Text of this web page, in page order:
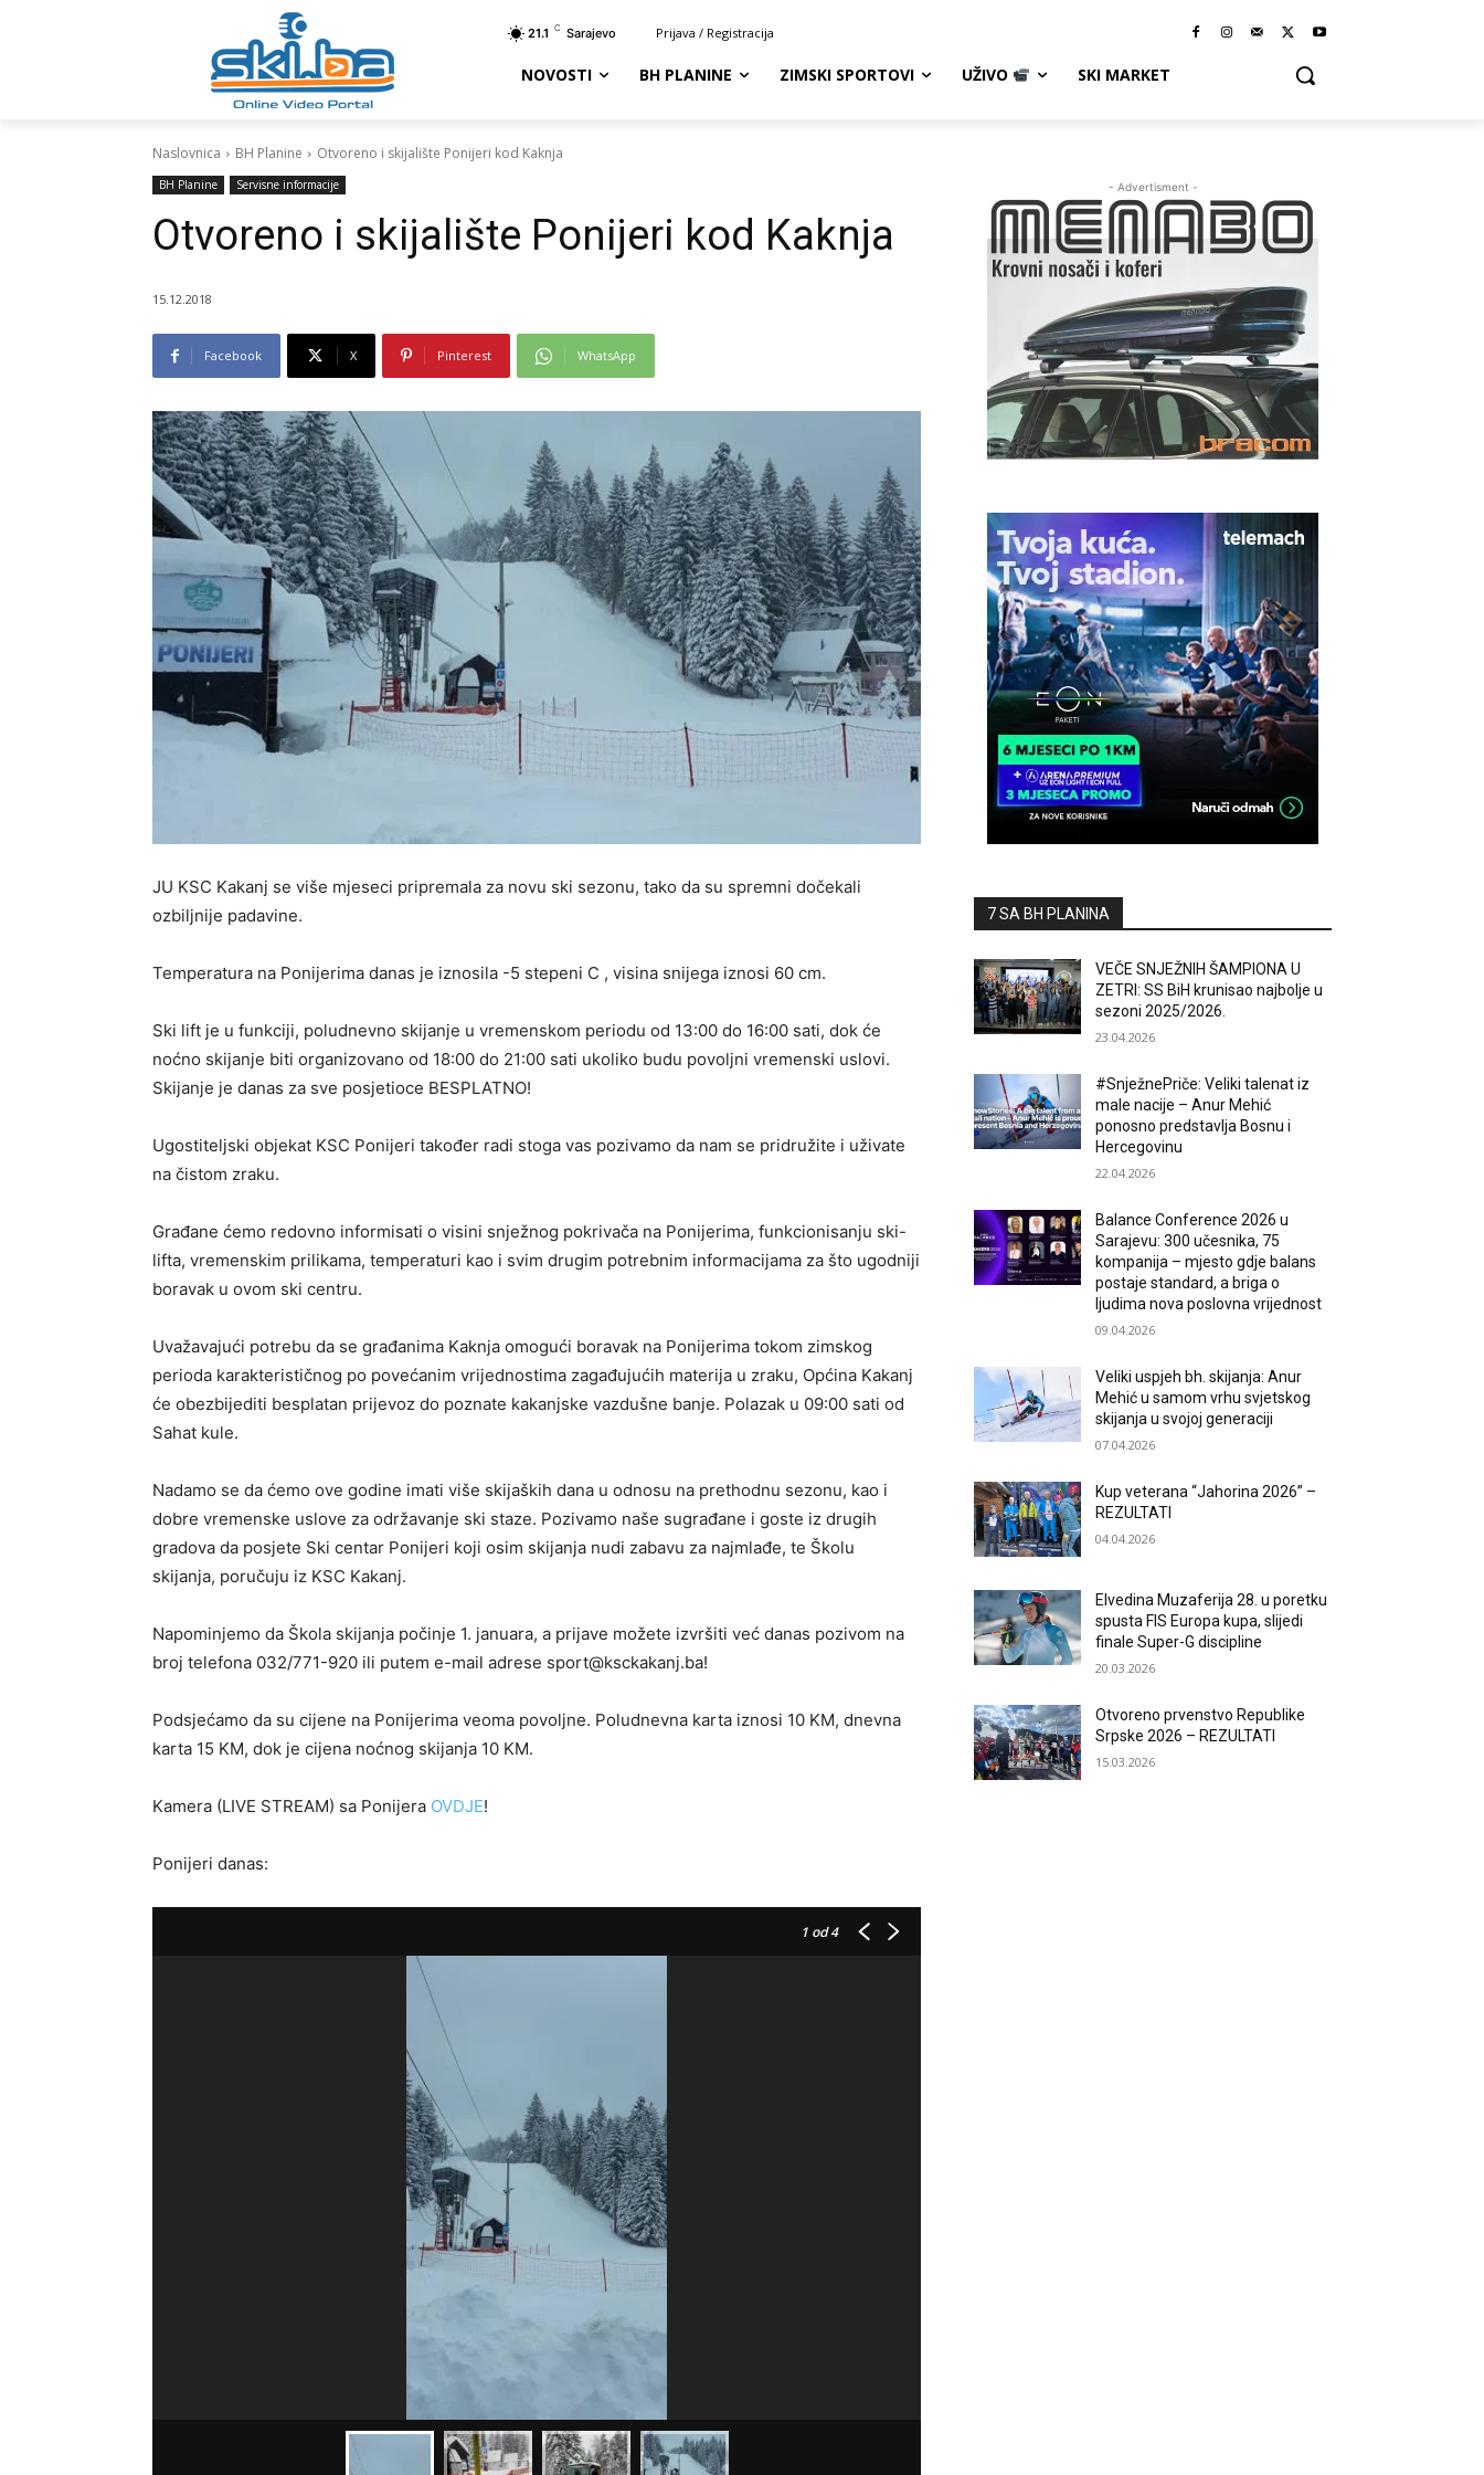
21.1 C Sarajevo Prijava / Registracija
NOVOSTI BH PLANINE ZIMSKI SPORTOVI UŽIVO SKI MARKET
Naslovnica BH Planine Otvoreno i skijalište Ponijeri kod Kaknja
BH Planine Servisne informacije
Otvoreno i skijalište Ponijeri kod Kaknja
15.12.2018
Facebook X Pinterest WhatsApp
JU KSC Kakanj se više mjeseci pripremala za novu ski sezonu, tako da su spremni dočekali
ozbiljnije padavine.
Temperatura na Ponijerima danas je iznosila -5 stepeni C , visina snijega iznosi 60 cm.
Ski lift je u funkciji, poludnevno skijanje u vremenskom periodu od 13:00 do 16:00 sati, dok će
noćno skijanje biti organizovano od 18:00 do 21:00 sati ukoliko budu povoljni vremenski uslovi.
Skijanje je danas za sve posjetioce BESPLATNO!
Ugostiteljski objekat KSC Ponijeri također radi stoga vas pozivamo da nam se pridružite i uživate
na čistom zraku.
Građane ćemo redovno informisati o visini snježnog pokrivača na Ponijerima, funkcionisanju ski-
lifta, vremenskim prilikama, temperaturi kao i svim drugim potrebnim informacijama za što ugodniji
boravak u ovom ski centru.
Uvažavajući potrebu da se građanima Kaknja omogući boravak na Ponijerima tokom zimskog
perioda karakterističnog po povećanim vrijednostima zagađujućih materija u zraku, Općina Kakanj
će obezbijediti besplatan prijevoz do poznate kakanjske vazdušne banje. Polazak u 09:00 sati od
Sahat kule.
Nadamo se da ćemo ove godine imati više skijaških dana u odnosu na prethodnu sezonu, kao i
dobre vremenske uslove za održavanje ski staze. Pozivamo naše sugrađane i goste iz drugih
gradova da posjete Ski centar Ponijeri koji osim skijanja nudi zabavu za najmlađe, te Školu
skijanja, poručuju iz KSC Kakanj.
Napominjemo da Škola skijanja počinje 1. januara, a prijave možete izvršiti već danas pozivom na
broj telefona 032/771-920 ili putem e-mail adrese sport@ksckakanj.ba!
Podsjećamo da su cijene na Ponijerima veoma povoljne. Poludnevna karta iznosi 10 KM, dnevna
karta 15 KM, dok je cijena noćnog skijanja 10 KM.
Kamera (LIVE STREAM) sa Ponijera OVDJE!
Ponijeri danas:
1 od 4
- Advertisment -
7 SA BH PLANINA
VEČE SNJEŽNIH ŠAMPIONA U
ZETRI: SS BiH krunisao najbolje u
sezoni 2025/2026.
23.04.2026
#SnježnePriče: Veliki talenat iz
male nacije – Anur Mehić
ponosno predstavlja Bosnu i
Hercegovinu
22.04.2026
Balance Conference 2026 u
Sarajevu: 300 učesnika, 75
kompanija – mjesto gdje balans
postaje standard, a briga o
ljudima nova poslovna vrijednost
09.04.2026
Veliki uspjeh bh. skijanja: Anur
Mehić u samom vrhu svjetskog
skijanja u svojoj generaciji
07.04.2026
Kup veterana “Jahorina 2026” –
REZULTATI
04.04.2026
Elvedina Muzaferija 28. u poretku
spusta FIS Europa kupa, slijedi
finale Super-G discipline
20.03.2026
Otvoreno prvenstvo Republike
Srpske 2026 – REZULTATI
15.03.2026